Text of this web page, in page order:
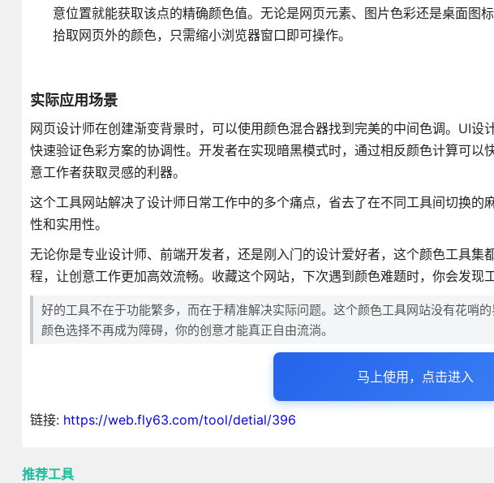
意位置就能获取该点的精确颜色值。无论是网页元素、图片色彩还是桌面图
拾取网页外的颜色，只需缩小浏览器窗口即可操作。
实际应用场景
网页设计师在创建渐变背景时，可以使用颜色混合器找到完美的中间色调。UI
快速验证色彩方案的协调性。开发者在实现暗黑模式时，通过相反颜色计算可以
意工作者获取灵感的利器。
这个工具网站解决了设计师日常工作中的多个痛点，省去了在不同工具间切换的
性和实用性。
无论你是专业设计师、前端开发者，还是刚入门的设计爱好者，这个颜色工具
程，让创意工作更加高效流畅。收藏这个网站，下次遇到颜色难题时，你会发现
好的工具不在于功能繁多，而在于精准解决实际问题。这个颜色工具网站没有花哨
颜色选择不再成为障碍，你的创意才能真正自由流淌。
马上使用，点击进入
链接: https://web.fly63.com/tool/detial/396
推荐工具